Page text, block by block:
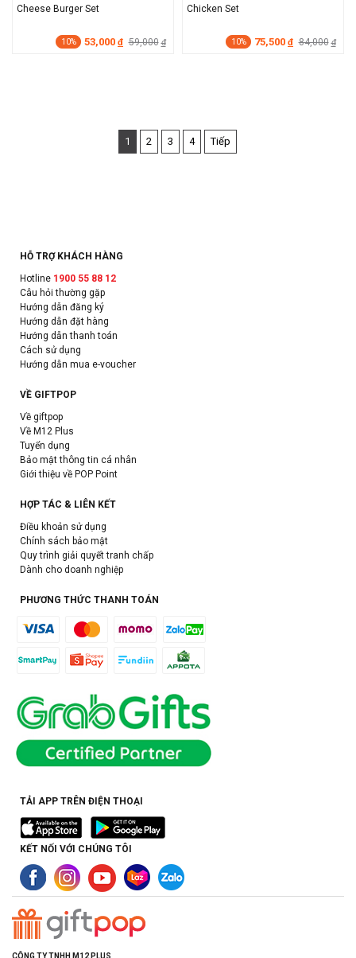
Cheese Burger Set
10% 53,000 đ 59,000 đ
Chicken Set
10% 75,500 đ 84,000 đ
1 2 3 4 Tiếp
HỖ TRỢ KHÁCH HÀNG
Hotline 1900 55 88 12
Câu hỏi thường gặp
Hướng dẫn đăng ký
Hướng dẫn đặt hàng
Hướng dẫn thanh toán
Cách sử dụng
Hướng dẫn mua e-voucher
VỀ GIFTPOP
Về giftpop
Về M12 Plus
Tuyển dụng
Bảo mật thông tin cá nhân
Giới thiệu về POP Point
HỢP TÁC & LIÊN KẾT
Điều khoản sử dụng
Chính sách bảo mật
Quy trình giải quyết tranh chấp
Dành cho doanh nghiệp
PHƯƠNG THỨC THANH TOÁN
TẢI APP TRÊN ĐIỆN THOẠI
KẾT NỐI VỚI CHÚNG TÔI
CÔNG TY TNHH M12 PLUS